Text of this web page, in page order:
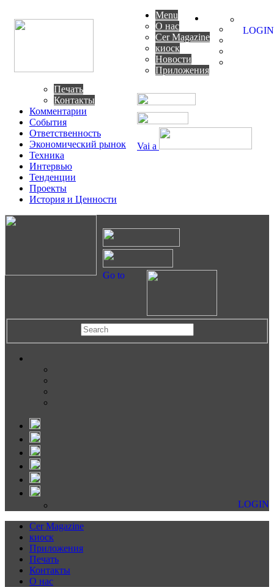
Vai a
Menu
О нас
Cer Magazine
киоск
Новости
Приложения
Печать
Контакты
Комментарии
События
Ответственность
Экономический рынок
Техника
Интервью
Тенденции
Проекты
История и Ценности
LOGIN
Go to
LOGIN
Cer Magazine
киоск
Приложения
Печать
Контакты
О нас